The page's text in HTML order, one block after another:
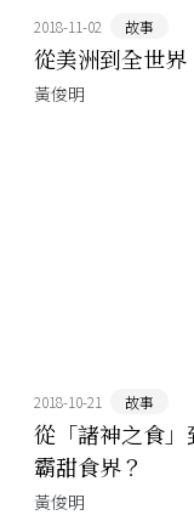
2018-11-02 故事
從美洲到全世
黃俊明
2018-10-21 故事
從「諸神之食
霸甜食界？
黃俊明